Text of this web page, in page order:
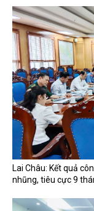
Lai Châu: Kết quả
nhũng, tiêu cực 9